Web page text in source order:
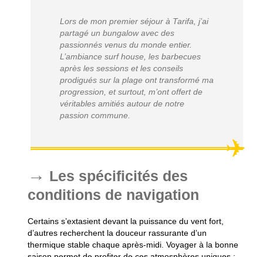
Lors de mon premier séjour à Tarifa, j’ai
partagé un bungalow avec des
passionnés venus du monde entier.
L’ambiance surf house, les barbecues
après les sessions et les conseils
prodigués sur la plage ont transformé ma
progression, et surtout, m’ont offert de
véritables amitiés autour de notre
passion commune.
Les spécificités des
conditions de navigation
Certains s’extasient devant la puissance du vent fort,
d’autres recherchent la douceur rassurante d’un
thermique stable chaque après-midi. Voyager à la bonne